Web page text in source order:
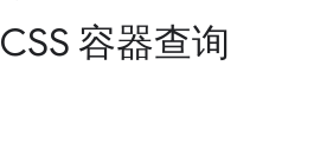
容器查询